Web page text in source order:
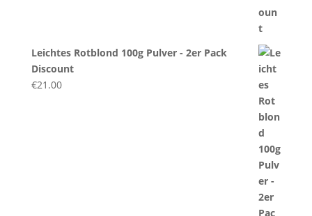
Leichtes Rotblond 100g Pulver - 2er Pack
Discount
€21.00